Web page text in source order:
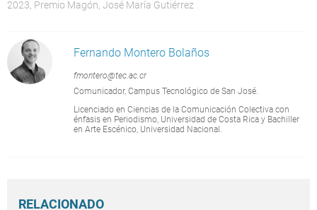
2023 Premio Magón José María Gutiérrez
Fernando Montero Bolaños
fmontero@tec.ac.cr
Comunicador, Campus Tecnológico de San José.
Licenciado en Ciencias de la Comunicación Colectiva con
énfasis en Periodismo, Universidad de Costa Rica y Bachiller
en Arte Escénico, Universidad Nacional.
RELACIONADO